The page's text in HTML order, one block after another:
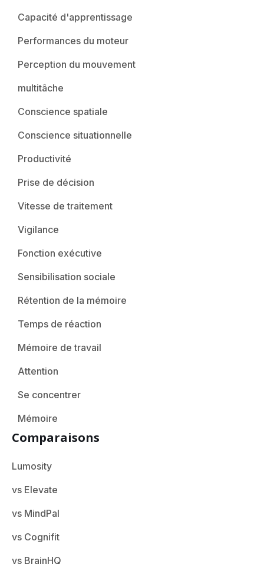
Capacité d'apprentissage
Performances du moteur
Perception du mouvement
multitâche
Conscience spatiale
Conscience situationnelle
Productivité
Prise de décision
Vitesse de traitement
Vigilance
Fonction exécutive
Sensibilisation sociale
Rétention de la mémoire
Temps de réaction
Mémoire de travail
Attention
Se concentrer
Mémoire
Comparaisons
Lumosity
vs Elevate
vs MindPal
vs Cognifit
vs BrainHQ